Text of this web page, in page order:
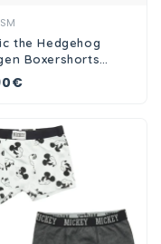
the Hedgehog
Boxershorts
2er Pack